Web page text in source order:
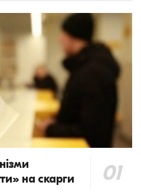
на скарги